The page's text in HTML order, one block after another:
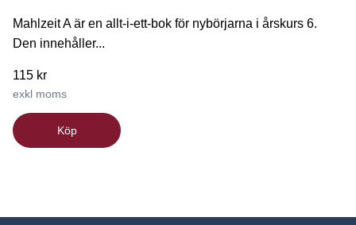
Mahlzeit A är en allt-i-ett-bok för nybörjarna i årskurs 6.
Den innehåller...
115 kr
exkl moms
Köp